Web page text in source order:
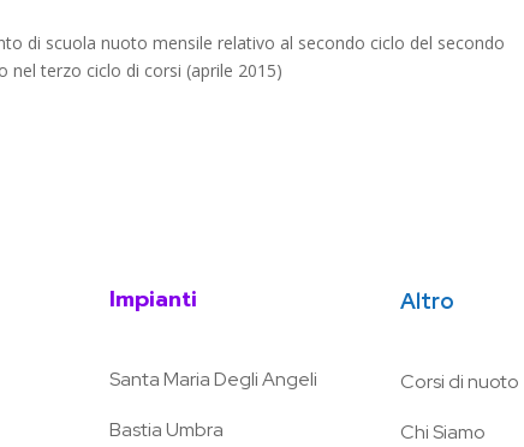
di scuola nuoto mensile relativo al secondo ciclo del secondo
nel terzo ciclo di corsi (aprile 2015)
Impianti
Santa Maria Degli Angeli
Bastia Umbra
Altro
Corsi di nuoto
Chi Siamo